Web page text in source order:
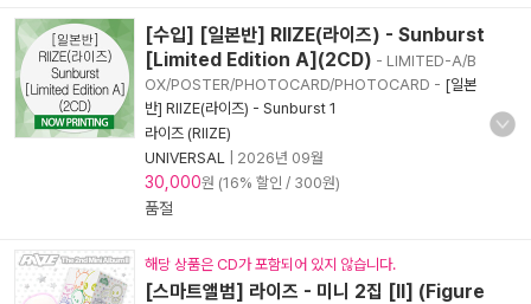
[수입] [일본반] RIIZE(라이즈) - Sunburst
[Limited Edition A](2CD) - LIMITED-A/B
OX/POSTER/PHOTOCARD/PHOTOCARD - [일본
반] RIIZE(라이즈) - Sunburst 1
라이즈 (RIIZE)
UNIVERSAL
2026년 09월
30,000원 (16% 할인 / 300원)
품절
해당 상품은 CD가 포함되어 있지 않습니다.
[스마트앨범] 라이즈 - 미니 2집 [II] (Figure